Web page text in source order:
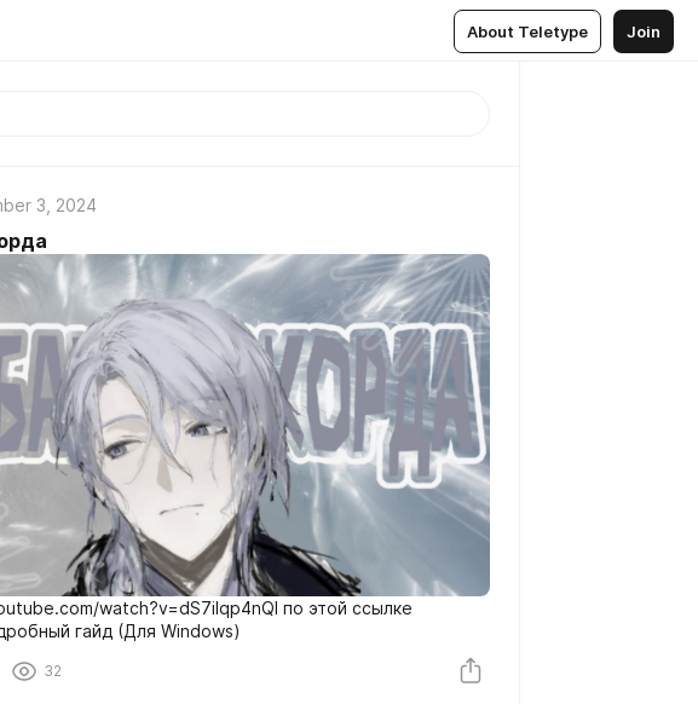
About Teletype Join
3, 2024
watch?v=dS7ilqp4nQI по этой ссылке
гайд (Для Windows)
32